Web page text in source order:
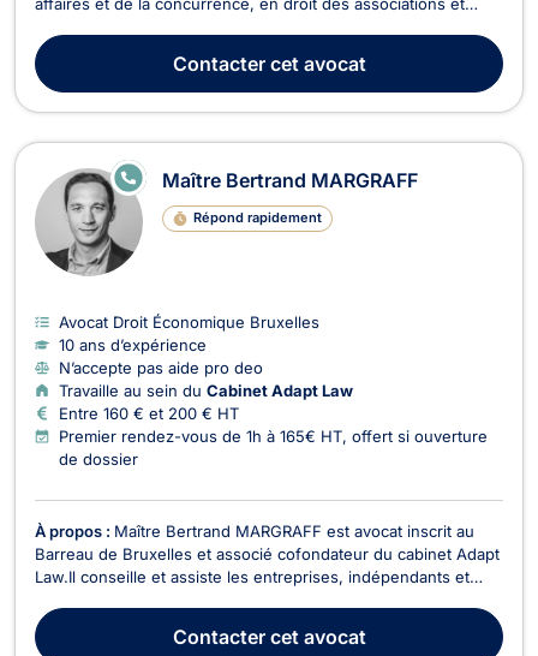
Jordan MABIALA SIAMINA intervient en droit commercial, des
affaires et de la concurrence pour les dos...
Contactercet avocat
Maître Bertrand MARGRAFF
Répond rapidement
E
N
E
Avocat Droit Économique Bruxelles
10 ans d’expérience
N’accepte pas aide pro deo
Travaille au sein du Cabinet Adapt Law
Entre 160 € et 200 € HT
Premier rendez-vous de 1h à 165€ HT, offert si ouverture
de dossier
À propos : Maître Bertrand MARGRAFF est avocat inscrit au
Barreau de Bruxelles et associé cofondateur du cabinet Adapt
Law.Il conseille et assiste les entreprises, indépendants et
rédaction et l'exécution de contrats ainsi que dans le cadre les
litiges pouvant survenir entre profess...
Contactercet avocat